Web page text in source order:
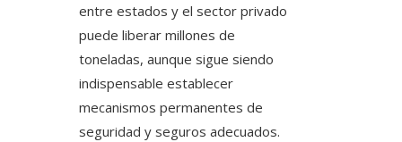
entre estados y el sector privado
puede liberar millones de
toneladas, aunque sigue siendo
indispensable establecer
mecanismos permanentes de
seguridad y seguros adecuados.